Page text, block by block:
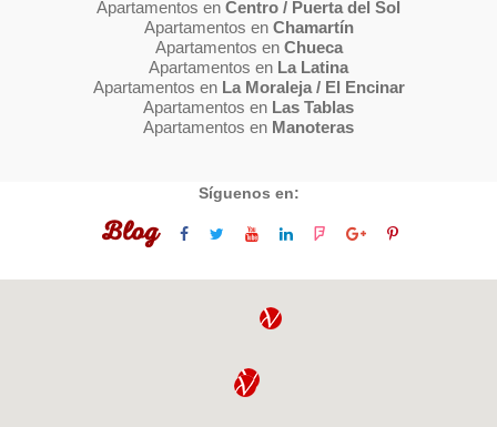
Apartamentos en Centro / Puerta del Sol
Apartamentos en Chamartín
Apartamentos en Chueca
Apartamentos en La Latina
Apartamentos en La Moraleja / El Encinar
Apartamentos en Las Tablas
Apartamentos en Manoteras
Síguenos en:
Blog